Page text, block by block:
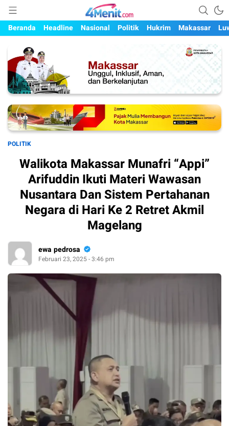
4menit.com
Mengungkap Kisah, Setiap Hari
Beranda
Headline Nasional Politik Hukrim Makassar
POLITIK
Walikota Makassar Munafri “Appi”
Arifuddin Ikuti Materi Wawasan
Nusantara Dan Sistem Pertahanan
Negara di Hari Ke 2 Retret Akmil
Magelang
ewa pedrosa
Februari 23, 2025 - 3:46 pm